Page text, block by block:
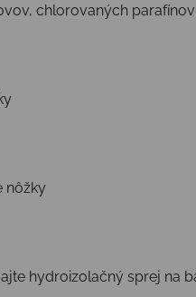
chlorovaných parafínov
nôžky
hydroizolačný sprej na